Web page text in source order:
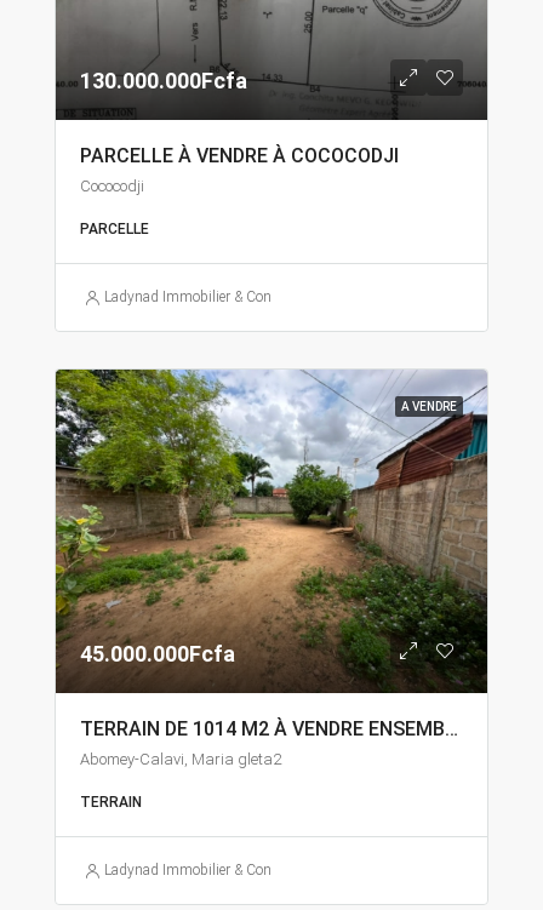
130.000.000Fcfa
PARCELLE À VENDRE À COCOCODJI
Cococodji
PARCELLE
Ladynad Immobilier & Construction
A VENDRE
45.000.000Fcfa
TERRAIN DE 1014 M2 À VENDRE ENSEMBLE À ABOMEY-CALAVI MARIA GLETA
Abomey-Calavi, Maria gleta2
TERRAIN
Ladynad Immobilier & Construction